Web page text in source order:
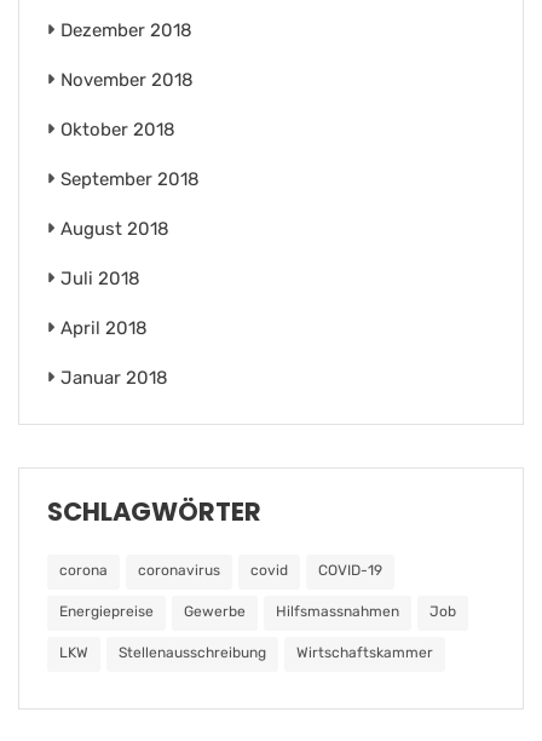
Dezember 2018
November 2018
Oktober 2018
September 2018
August 2018
Juli 2018
April 2018
Januar 2018
SCHLAGWÖRTER
corona coronavirus covid COVID-19
Energiepreise Gewerbe Hilfsmassnahmen Job
LKW Stellenausschreibung Wirtschaftskammer